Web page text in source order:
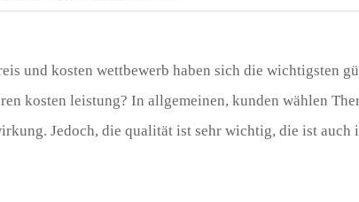
Indonesia
TY_CHINAS
und kosten wettbewerb haben sich die wichtigsten
kosten leistung? In allgemeinen, kunden wählen
Jedoch, die qualität ist sehr wichtig, die ist auch